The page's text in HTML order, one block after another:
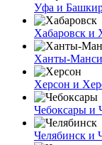
Уфа и
Хабаровск и
Ханты-
Херсон и
Чебоксары и
Челябинск и